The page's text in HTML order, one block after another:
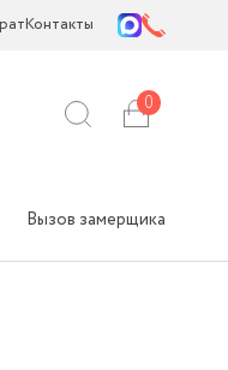
Контакты
0
Вызов замерщика